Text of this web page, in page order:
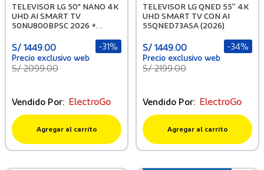
TELEVISOR LG 50" NANO 4K
UHD AI SMART TV
50NU800BPSC 2026 +
S/ 1449.00 -31%
S/ 2099.00
Vendido Por: ElectroGo
Agregar al carrito
TELEVISOR LG QNED 55” 4K
UHD SMART TV CON AI
55QNED73ASA (2026)
S/ 1449.00 -34%
S/ 2199.00
Vendido Por: ElectroGo
Agregar al carrito